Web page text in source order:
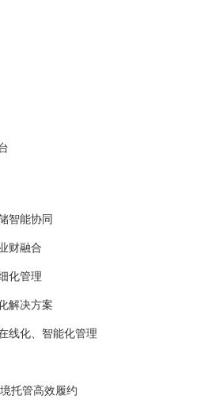
智能协同
财融合
化管理
解决方案
线化、智能化管理
托管高效履约